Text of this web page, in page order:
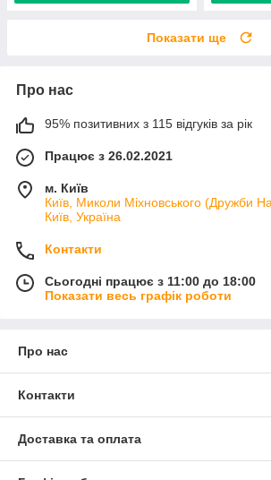
Показати ще
Про нас
95% позитивних з 115 відгуків за рік
Працює з 26.02.2021
м. Київ
Київ, Миколи Міхновського (Дружби
Київ, Україна
Контакти
Сьогодні працює з 11:00 до 18:00
Показати весь графік роботи
Про нас
Контакти
Доставка та оплата